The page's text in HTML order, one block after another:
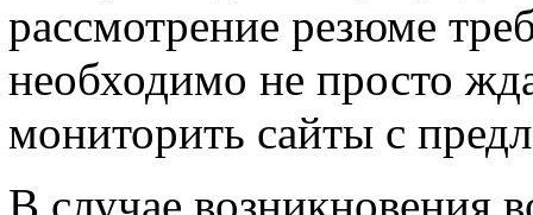
рассмотрение резюме
необходимо не просто
мониторить сайты с
В случае возникновения